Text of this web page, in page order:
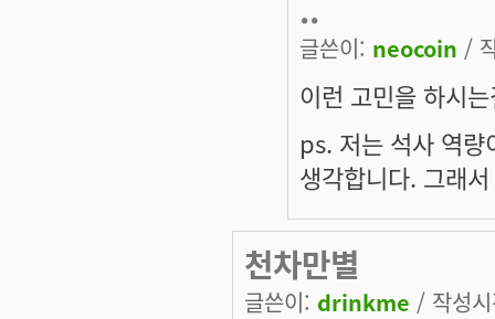
..
글쓴이: neocoin /
이런 고민을 하시
ps. 저는 석사 역
생각합니다. 그래
천차만별
글쓴이: drinkme / 작성